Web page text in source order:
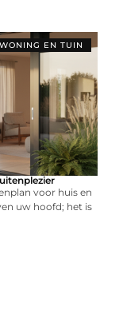
WONING EN TUIN
voor huis en
uw hoofd; het is